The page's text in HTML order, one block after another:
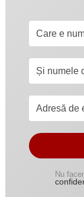
Nu